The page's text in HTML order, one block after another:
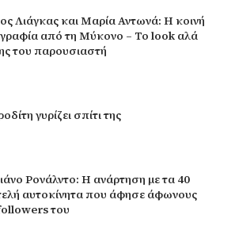
Λιάγκας και Μαρία Αντωνά: Η κοινή
από τη Μύκονο – Το look αλά
του παρουσιαστή
γυρίζει σπίτι της
Ρονάλντο: Η ανάρτηση με τα 40
αυτοκίνητα που άφησε άφωνους
του